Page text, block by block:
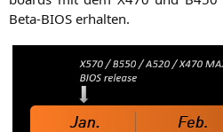
Beta-BIOS erhalten.